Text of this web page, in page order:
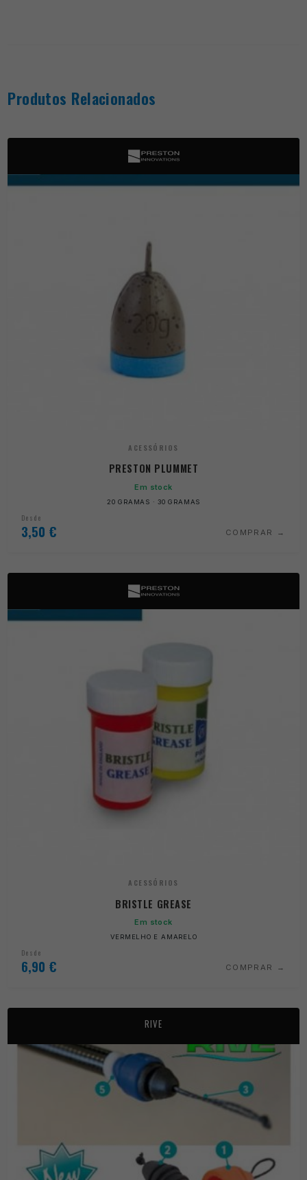
Produtos Relacionados
ACESSÓRIOS
PRESTON PLUMMET
Em stock
20 GRAMAS · 30 GRAMAS
Desde
3,50 € COMPRAR
ACESSÓRIOS
BRISTLE GREASE
Em stock
VERMELHO E AMARELO
Desde
6,90 € COMPRAR
RIVE